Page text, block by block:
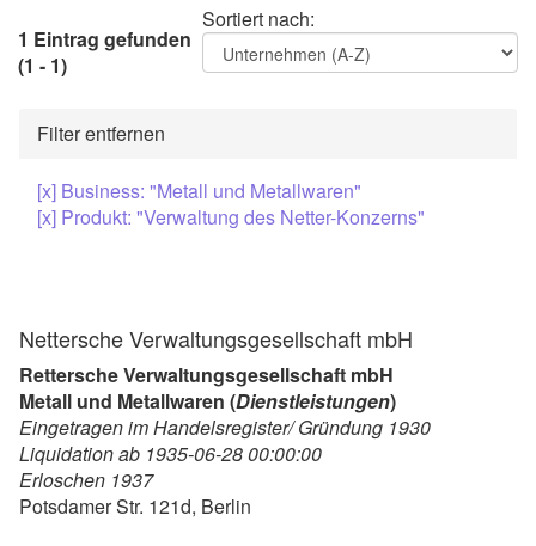
Sortiert nach:
1 Eintrag gefunden
(1 - 1)
Filter entfernen
[x] Business: "Metall und Metallwaren"
[x] Produkt: "Verwaltung des Netter-Konzerns"
Nettersche Verwaltungsgesellschaft mbH
Rettersche Verwaltungsgesellschaft mbH
Metall und Metallwaren (Dienstleistungen)
Eingetragen im Handelsregister/ Gründung 1930
Liquidation ab 1935-06-28 00:00:00
Erloschen 1937
Potsdamer Str. 121d, Berlin